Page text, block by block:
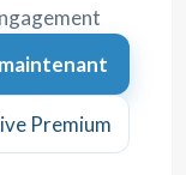
Premium